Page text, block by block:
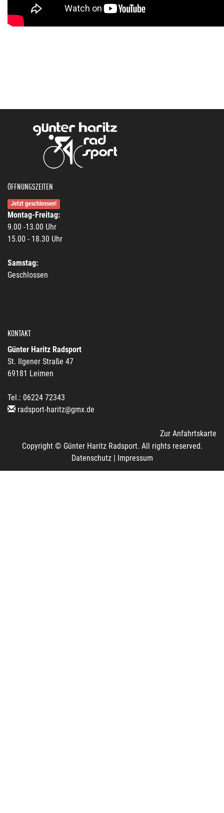
ÖFFNUNGSZEITEN
Jetzt geschlossen!
Montag-Freitag:
9.00 -13.00 Uhr
15.00 - 18.30 Uhr
Samstag:
Geschlossen
KONTAKT
Günter Haritz Radsport
St. Ilgener Straße 47
69181 Leimen
Tel.: 06224 72343
radsport-haritz@gmx.de
Zur Anfahrtskarte
Copyright © Günter Haritz Radsport. All rights reserved.
Datenschutz| Impressum